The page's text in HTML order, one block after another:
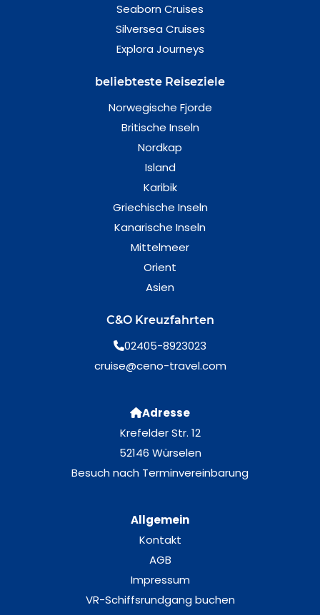
Seaborn Cruises
Silversea Cruises
Explora Journeys
beliebteste Reiseziele
Norwegische Fjorde
Britische Inseln
Nordkap
Island
Karibik
Griechische Inseln
Kanarische Inseln
Mittelmeer
Orient
Asien
C&O Kreuzfahrten
02405-8923023
cruise@ceno-travel.com
Adresse
Krefelder Str. 12
52146 Würselen
Besuch nach Terminvereinbarung
Allgemein
Kontakt
AGB
Impressum
VR-Schiffsrundgang buchen